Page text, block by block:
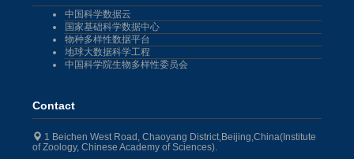
中国科学数据云
国家基础科学数据中心
物种多样性数据平台
地球大数据科学工程
中国科学院生物多样性委员会
Contact
1 Beichen West Road, Chaoyang District,Beijing,China(Institute
of Zoology, Chinese Academy of Sciences).